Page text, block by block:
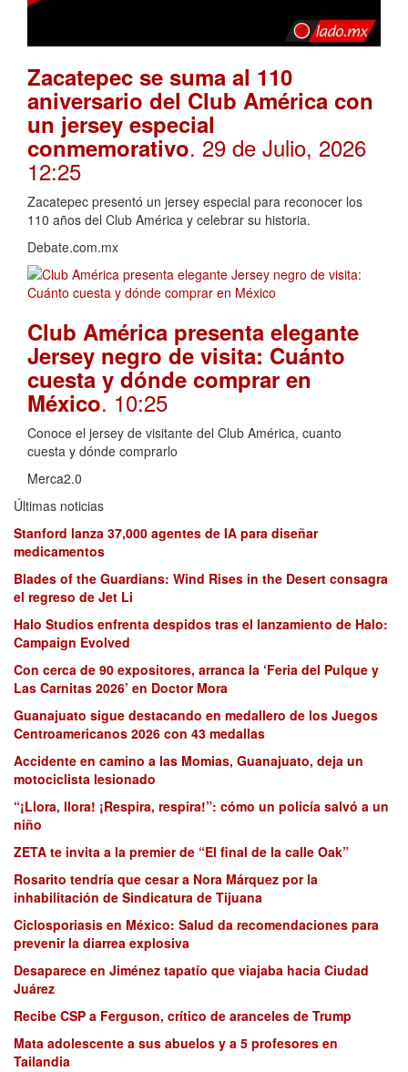
Zacatepec se suma al 110
aniversario del Club América con
un jersey especial
conmemorativo. 29 de Julio, 2026
12:25
Zacatepec presentó un jersey especial para reconocer los
110 años del Club América y celebrar su historia.
Debate.com.mx
Club América presenta elegante
Jersey negro de visita: Cuánto
cuesta y dónde comprar en
México. 10:25
Conoce el jersey de visitante del Club América, cuanto
cuesta y dónde comprarlo
Merca2.0
Últimas noticias
Stanford lanza 37,000 agentes de IA para diseñar
medicamentos
Blades of the Guardians: Wind Rises in the Desert consagra
el regreso de Jet Li
Halo Studios enfrenta despidos tras el lanzamiento de Halo:
Campaign Evolved
Con cerca de 90 expositores, arranca la ‘Feria del Pulque y
Las Carnitas 2026’ en Doctor Mora
Guanajuato sigue destacando en medallero de los Juegos
Centroamericanos 2026 con 43 medallas
Accidente en camino a las Momias, Guanajuato, deja un
motociclista lesionado
“¡Llora, llora! ¡Respira, respira!”: cómo un policía salvó a un
niño
ZETA te invita a la premier de “El final de la calle Oak”
Rosarito tendría que cesar a Nora Márquez por la
inhabilitación de Sindicatura de Tijuana
Ciclosporiasis en México: Salud da recomendaciones para
prevenir la diarrea explosiva
Desaparece en Jiménez tapatío que viajaba hacia Ciudad
Juárez
Recibe CSP a Ferguson, crítico de aranceles de Trump
Mata adolescente a sus abuelos y a 5 profesores en
Tailandia